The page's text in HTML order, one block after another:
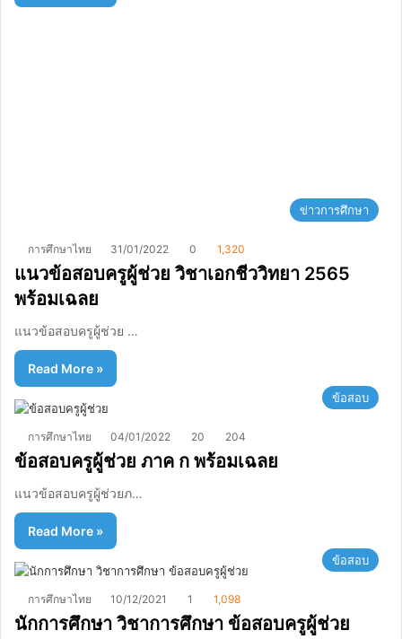
ข่าวการศึกษา
การศึกษาไทย 31/01/2022 0 1,320
แนวข้อสอบครูผู้ช่วย วิชาเอกชีววิทยา 2565
พร้อมเฉลย
แนวข้อสอบครูผู้ช่วย …
Read More »
ข้อสอบ
การศึกษาไทย 04/01/2022 20 204
ข้อสอบครูผู้ช่วย ภาค ก พร้อมเฉลย
แนวข้อสอบครูผู้ช่วยภ…
Read More »
ข้อสอบ
การศึกษาไทย 10/12/2021 1 1,098
นักการศึกษา วิชาการศึกษา ข้อสอบครูผู้ช่วย